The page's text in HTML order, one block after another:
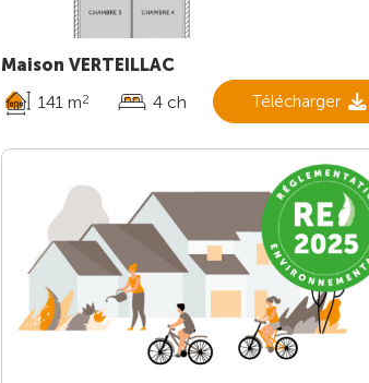
Maison VERTEILLAC
141 m2 4 ch Télécharger